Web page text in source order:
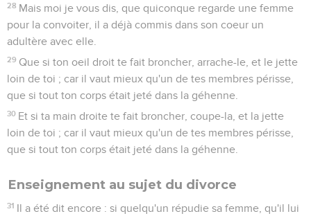
28 Mais moi je vous dis, que quiconque regarde une femme
pour la convoiter, il a déjà commis dans son coeur un
adultère avec elle.
29 Que si ton oeil droit te fait broncher, arrache-le, et le jette
loin de toi ; car il vaut mieux qu'un de tes membres périsse,
que si tout ton corps était jeté dans la géhenne.
30 Et si ta main droite te fait broncher, coupe-la, et la jette
loin de toi ; car il vaut mieux qu'un de tes membres périsse,
que si tout ton corps était jeté dans la géhenne.
Enseignement au sujet du divorce
31 Il a été dit encore : si quelqu'un répudie sa femme, qu'il lui